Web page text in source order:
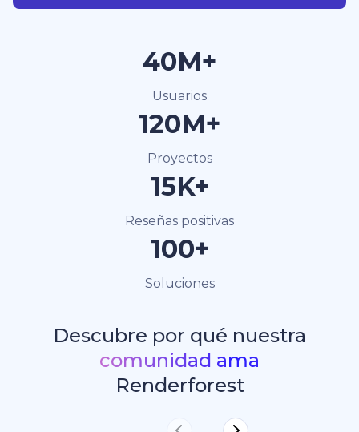
40M+
Usuarios
120M+
Proyectos
15K+
Reseñas positivas
100+
Soluciones
Descubre por qué nuestra
comunidad ama
Renderforest